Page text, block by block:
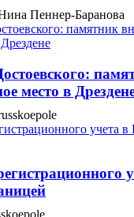
Пеннер-Баранова
место в